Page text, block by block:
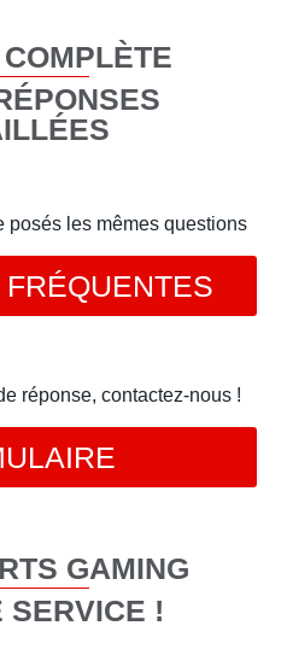
posés les mêmes questions
réponse, contactez-nous !
GAMING
SERVICE !